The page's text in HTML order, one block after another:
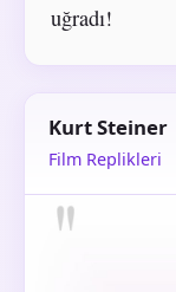
uğradı!
Kurt Steiner
Film Replikleri